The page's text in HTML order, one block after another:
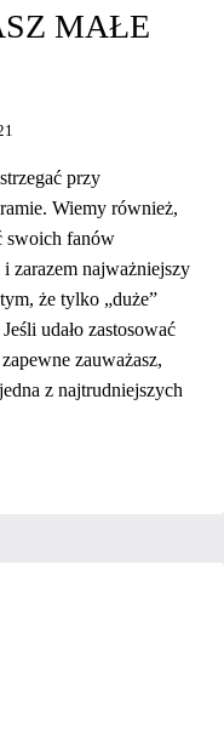
MAŁE
przy
Wiemy również,
swoich fanów
zarazem najważniejszy
że tylko „duże”
udało zastosować
zauważasz,
z najtrudniejszych